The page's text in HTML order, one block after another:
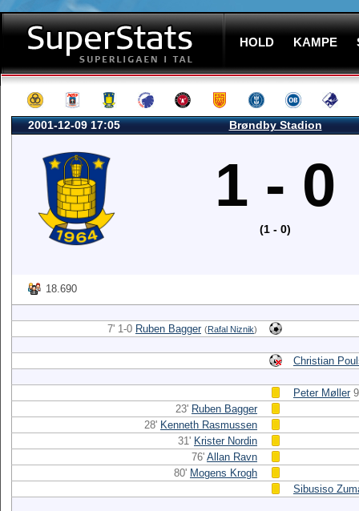
HOLD KAMPE
2001-12-09 17:05 Brøndby Stadion
1 - 0
(1 - 0)
18.690
7' 1-0 Ruben Bagger (Rafal Niznik)
Christian
Peter Møller
23' Ruben Bagger
28' Kenneth Rasmussen
31' Krister Nordin
76' Allan Ravn
80' Mogens Krogh
Sibusiso